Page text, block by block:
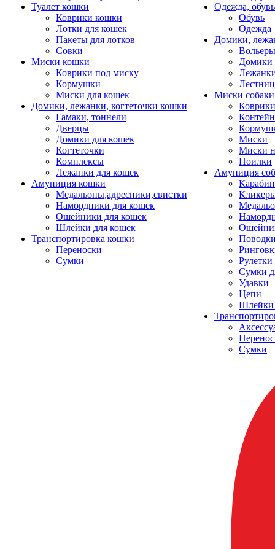
Туалет кошки
Коврики кошки
Лотки для кошек
Пакеты для лотков
Совки
Миски кошки
Коврики под миску
Кормушки
Миски для кошек
Домики, лежанки, когтеточки кошки
Гамаки, тоннели
Дверцы
Домики для кошек
Когтеточки
Комплексы
Лежанки для кошек
Амуниция кошки
Медальоны,адресники,свистки
Намордники для кошек
Ошейники для кошек
Шлейки для кошек
Транспортировка кошки
Переноски
Сумки
Одежда, обувь
Обувь
Одежда
Домики,
Домики
Миски собаки
Миски
Миски
Поилки
Амуниция
Рулетки
Сумки
Удавки
Цепи
Шлейки
Сумки